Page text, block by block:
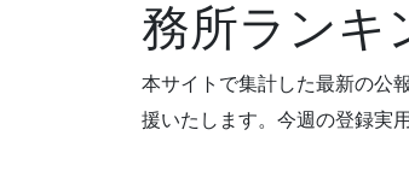
務所ランキ
本サイトで集計した最新の公
援いたします。今週の登録実